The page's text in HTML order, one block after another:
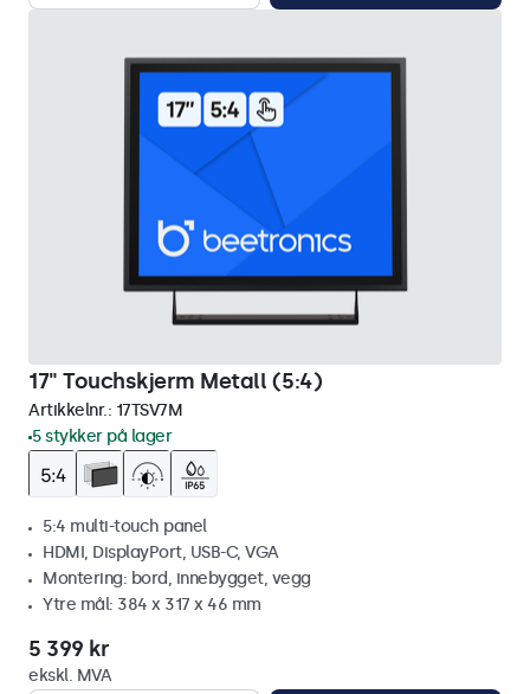
17" Touchskjerm Metall (5:4)
Artikkelnr.: 17TSV7M
5 stykker på lager
5:4 multi-touch panel
HDMI, DisplayPort, USB-C, VGA
Montering: bord, innebygget, vegg
Ytre mål: 384 x 317 x 46 mm
5 399 kr
ekskl. MVA